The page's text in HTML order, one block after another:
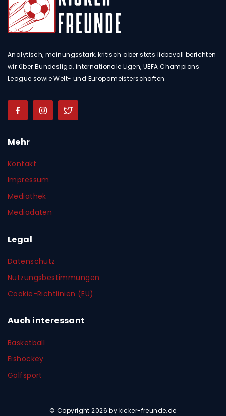
Analytisch, meinungsstark, kritisch aber stets liebevoll berichten
wir über Bundesliga, internationale Ligen, UEFA Champions
League sowie Welt- und Europameisterschaften.
Mehr
Kontakt
Impressum
Mediathek
Mediadaten
Legal
Datenschutz
Nutzungsbestimmungen
Cookie-Richtlinien (EU)
Auch interessant
Basketball
Eishockey
Golfsport
© Copyright 2026 by kicker-freunde.de